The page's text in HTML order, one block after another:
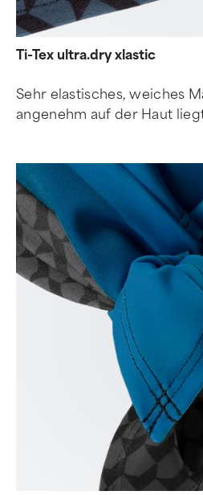
Ti-Tex ultra.dry xlastic
Sehr elastisches, weiches
angenehm auf der Haut